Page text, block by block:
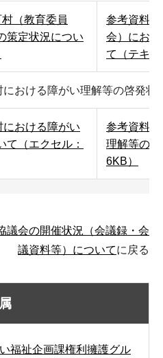
（教育委員
策定状況につい
参考資料1-
会）にお
て（テキ
おける障がい理解等の啓発状
おける障がい
て（エクセル：
参考資料1-
理解等の
6KB）
議会の開催状況（会議録・会
議資料等）についてに戻る
福祉企画課権利擁護グル